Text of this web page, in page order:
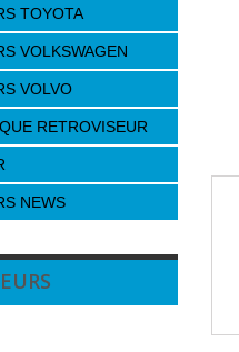
TOYOTA
VOLKSWAGEN
VOLVO
RETROVISEUR
NEWS